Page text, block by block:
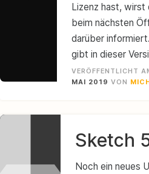
Lizenz hast, wirst
beim nächsten
darüber
gibt in dieser
VERÖFFENTLICHT
MAI 2019 VON
Sketch
Noch ein neues